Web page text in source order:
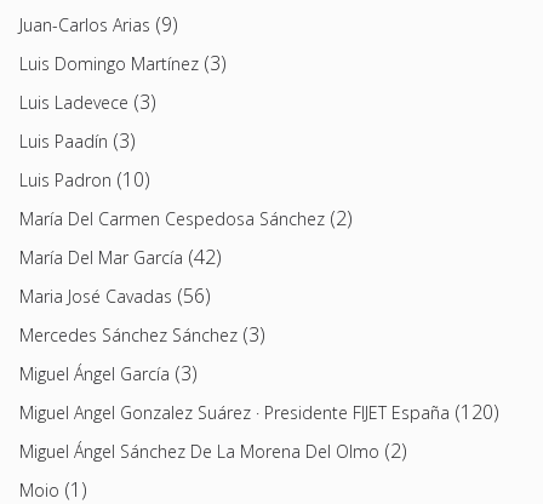
Juan-Carlos Arias (9)
Luis Domingo Martínez (3)
Luis Ladevece (3)
Luis Paadín (3)
Luis Padron (10)
María Del Carmen Cespedosa Sánchez (2)
María Del Mar García (42)
Maria José Cavadas (56)
Mercedes Sánchez Sánchez (3)
Miguel Ángel García (3)
Miguel Angel Gonzalez Suárez · Presidente FIJET España (120)
Miguel Ángel Sánchez De La Morena Del Olmo (2)
Moio (1)